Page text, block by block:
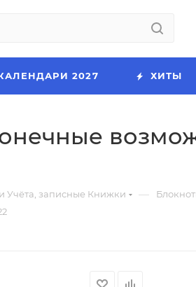
2027 ХИТЫ
Учёта, записные Книжки —